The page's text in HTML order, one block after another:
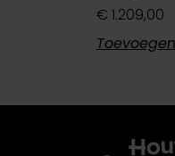
€ 1.209,00